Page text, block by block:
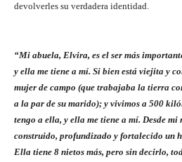
devolverles su verdadera identidad.
“Mi abuela, Elvira, es el ser más
y ella me tiene a mí. Si bien está viejita y
mujer de campo (que trabajaba la tierra
a la par de su marido); y vivimos a 500
tengo a ella, y ella me tiene a mí. Desde mi
construido, profundizado y fortalecido un
Ella tiene 8 nietos más, pero sin decirlo,